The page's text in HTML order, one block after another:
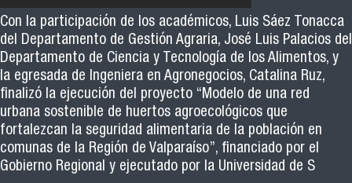
Con la participación de los académicos, Luis Sáez Tonacca
del Departamento de Gestión Agraria, José Luis Palacios del
Departamento de Ciencia y Tecnología de los Alimentos, y
la egresada de Ingeniera en Agronegocios, Catalina Ruz,
finalizó la ejecución del proyecto “Modelo de una red
urbana sostenible de huertos agroecológicos que
fortalezcan la seguridad alimentaria de la población en
comunas de la Región de Valparaíso”, financiado por el
Gobierno Regional y ejecutado por la Universidad de S